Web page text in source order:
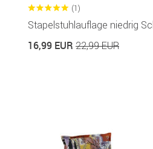
(1)
Stapelstuhlauflage niedrig
16,99 EUR 22,99 EUR